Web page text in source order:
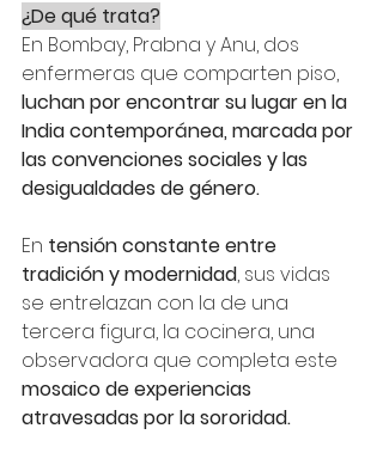
¿De qué trata?
En Bombay, Prabna y Anu, dos
enfermeras que comparten piso,
luchan por encontrar su lugar en la
India contemporánea, marcada por
las convenciones sociales y las
desigualdades de género.
En tensión constante entre
tradición y modernidad, sus vidas
se entrelazan con la de una
tercera figura, la cocinera, una
observadora que completa este
mosaico de experiencias
atravesadas por la sororidad.